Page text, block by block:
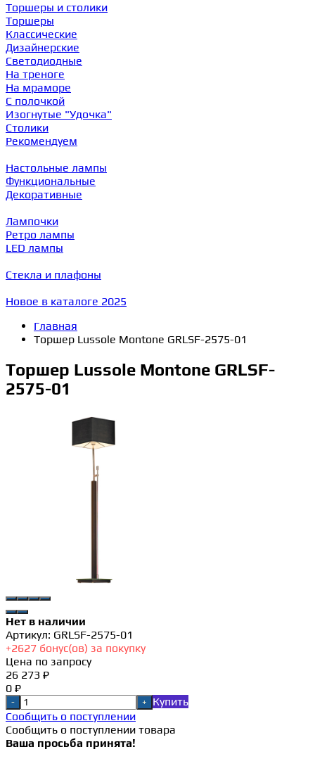
Торшеры и столики
Торшеры
Классические
Дизайнерские
Светодиодные
На треноге
На мраморе
С полочкой
Изогнутые "Удочка"
Столики
Рекомендуем
Настольные лампы
Функциональные
Декоративные
Лампочки
Ретро лампы
LED лампы
Стекла и плафоны
Новое в каталоге 2025
Главная
Торшер Lussole Montone GRLSF-2575-01
Торшер Lussole Montone GRLSF-
2575-01
Нет в наличии
Артикул: GRLSF-2575-01
+2627 бонус(ов) за покупку
Цена по запросу
26 273 ₽
0 ₽
- +
Купить
Сообщить о поступлении
Сообщить о поступлении товара
Ваша просьба принята!